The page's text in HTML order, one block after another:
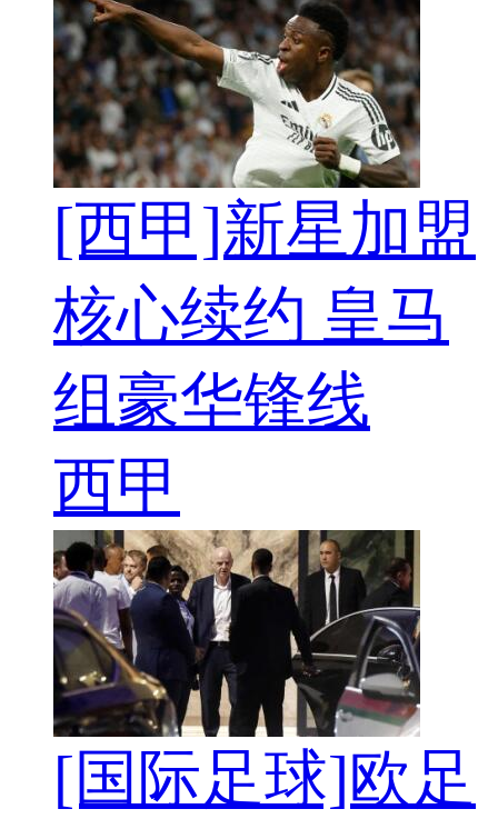
[西甲]新星加盟
核心续约 皇马
组豪华锋线
西甲
[国际足球]欧足